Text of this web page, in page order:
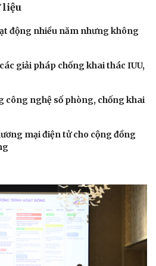
liệu
động nhiều năm nhưng không
giải pháp chống khai thác IUU,
công nghệ số phòng, chống khai
mại điện tử cho cộng đồng